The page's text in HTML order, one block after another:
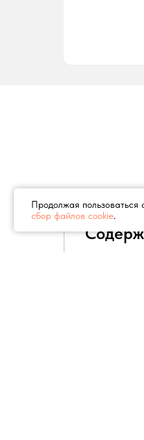
Продолжая пользоваться
сбор файлов cookie.